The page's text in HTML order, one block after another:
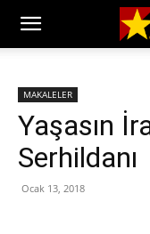
MAKALELER
Yaşasın
Serhildanı
Ocak 13, 2018